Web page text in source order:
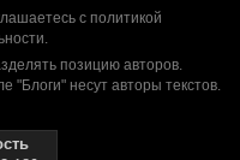
с политикой
.
позицию авторов.
"Блоги" несут авторы текстов.